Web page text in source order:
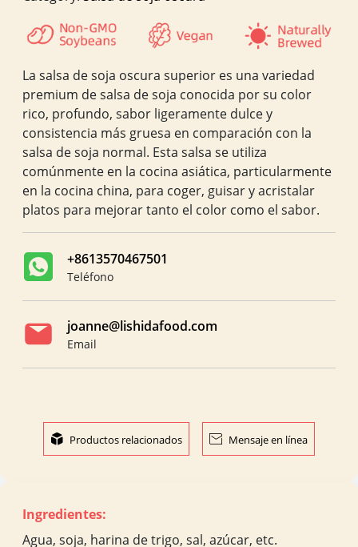
La salsa de soja oscura superior es una variedad
premium de salsa de soja conocida por su color
rico, profundo, sabor ligeramente dulce y
consistencia más gruesa en comparación con la
salsa de soja normal. Esta salsa se utiliza
comúnmente en la cocina asiática, particularmente
en la cocina china, para coger, guisar y acristalar
platos para mejorar tanto el color como el sabor.
+8613570467501
Teléfono
joanne@lishidafood.com
Email
 Productos relacionados  Mensaje en línea
Ingredientes:
Agua, soja, harina de trigo, sal, azúcar, etc.